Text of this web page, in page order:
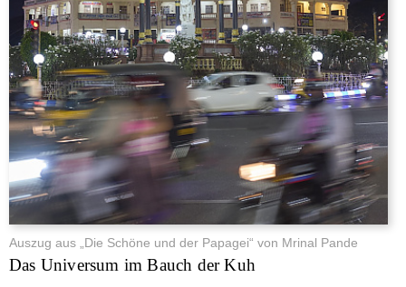
Auszug aus „Die Schöne und der Papagei“ von Mrinal Pande
Das Universum im Bauch der Kuh